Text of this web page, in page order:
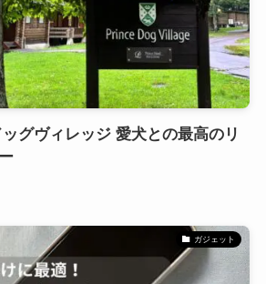
グヴィレッジ 愛犬との最高のリ
ガジェット